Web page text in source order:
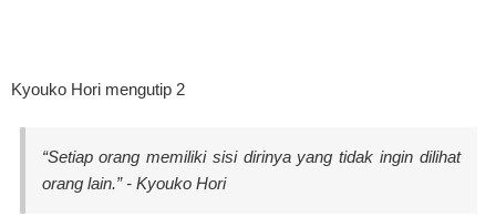
Kyouko Hori mengutip 2
“Setiap orang memiliki sisi dirinya yang tidak ingin dilihat
orang lain.” - Kyouko Hori